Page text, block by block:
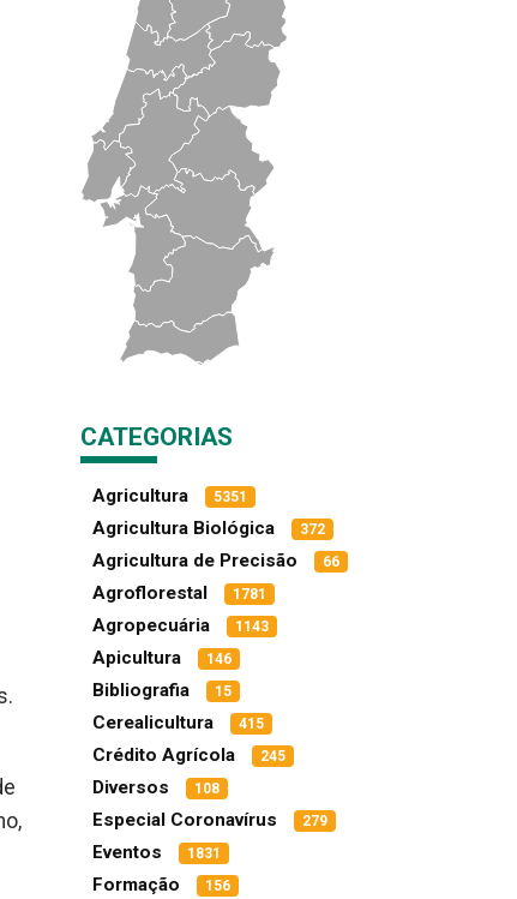
CATEGORIAS
Agricultura 5351
Agricultura Biológica 372
Agricultura de Precisão 66
Agroflorestal 1781
Agropecuária 1143
Apicultura 146
Bibliografia 15
Cerealicultura 415
Crédito Agrícola 245
Diversos 108
Especial Coronavírus 279
Eventos 1831
Formação 156